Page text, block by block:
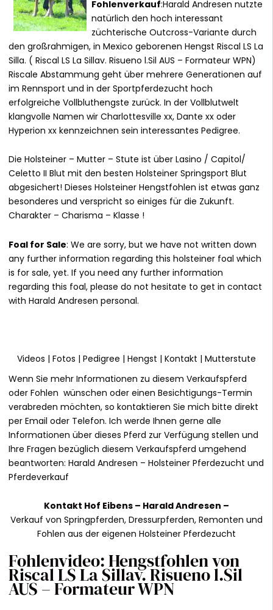
Fohlenverkauf:Harald Andresen nutzte
natürlich den hoch interessant
züchterische Outcross-Variante durch
den großrahmigen, in Mexico geborenen Hengst Riscal LS La
Silla. ( Riscal LS La Sillav. Risueno l.Sil AUS – Formateur WPN)
Riscale Abstammung geht über mehrere Generationen auf
im Rennsport und in der Sportpferdezucht hoch
erfolgreiche Vollbluthengste zurück. In der Vollblutwelt
klangvolle Namen wir Charlottesville xx, Dante xx oder
Hyperion xx kennzeichnen sein interessantes Pedigree.
Die Holsteiner – Mutter – Stute ist über Lasino / Capitol/
Celetto II Blut mit den besten Holsteiner Springsport Blut
abgesichert! Dieses Holsteiner Hengstfohlen ist etwas ganz
besonderes und verspricht so einiges für die Zukunft.
Charakter – Charisma – Klasse !
Foal for Sale: We are sorry, but we have not written down
any further information regarding this holsteiner foal which
is for sale, yet. If you need any further information
regarding this foal, please do not hesitate to get in contact
with Harald Andresen personal.
Videos | Fotos | Pedigree | Hengst | Kontakt | Mutterstute
Wenn Sie mehr Informationen zu diesem Verkaufspferd
oder Fohlen wünschen oder einen Besichtigungs-Termin
verabreden möchten, so kontaktieren Sie mich bitte direkt
per Email oder Telefon. Ich werde Ihnen gerne alle
Informationen über dieses Pferd zur Verfügung stellen und
Ihre Fragen bezüglich diesem Verkaufspferd umgehend
beantworten: Harald Andresen – Holsteiner Pferdezucht und
Pferdeverkauf
Kontakt Hof Eibens – Harald Andresen –
Verkauf von Springpferden, Dressurpferden, Remonten und
Fohlen aus der eigenen Holsteiner Pferdezucht
Fohlenvideo: Hengstfohlen von
Riscal LS La Sillav. Risueno l.Sil
AUS – Formateur WPN